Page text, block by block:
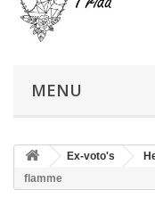
MENU
Ex-voto's
flamme